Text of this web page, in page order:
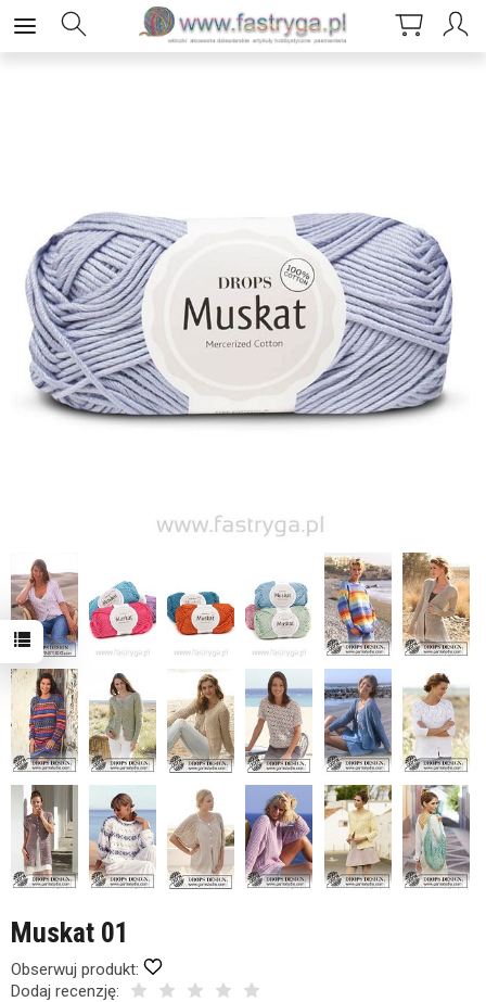
Muskat 01
Obserwuj produkt:
Dodaj recenzję: